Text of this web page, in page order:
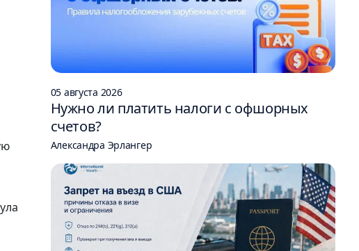
05 августа 2026
Нужно ли платить налоги с офшорных
счетов?
Александра Эрлангер